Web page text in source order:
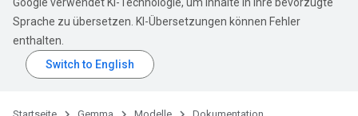
Sprache zu übersetzen. KI-Übersetzungen können Fehler
enthalten.